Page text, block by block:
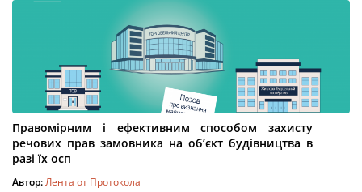
Правомірним і ефективним способом захисту
речових прав замовника на об’єкт будівництва в
разі їх осп
Автор:Лента от Протокола